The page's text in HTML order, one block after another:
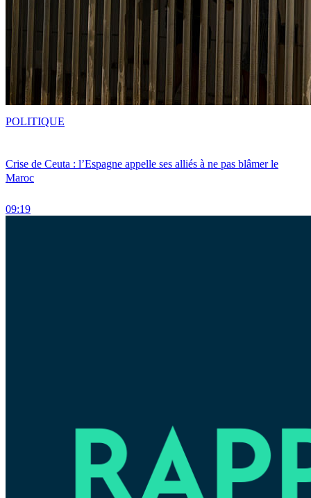
Crise de Ceuta : l’Espagne appelle ses alliés à ne pas blâmer le
Maroc
09:19
POLITIQUE